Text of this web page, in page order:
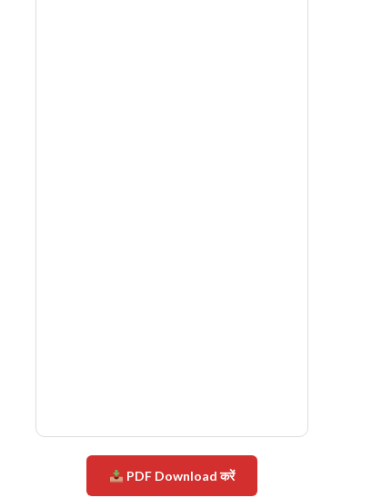
PDF Download करें